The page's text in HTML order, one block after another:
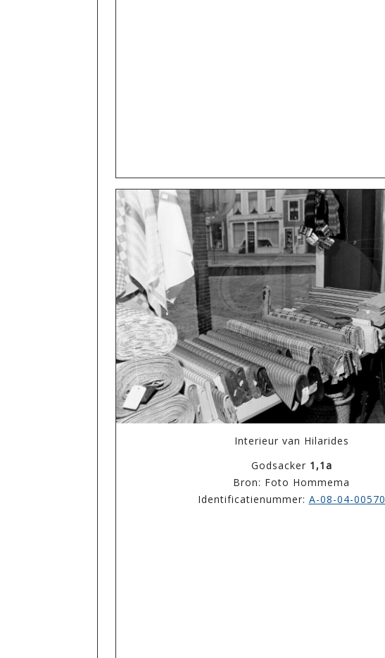
Interieur van Hilarides
Godsacker 1,1a
Bron: Foto Hommema
Identificatienummer: A-08-04-00570